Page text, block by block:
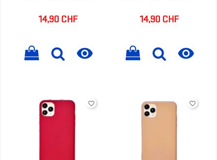
Prix
14,90 CHF

Prix
14,90 CHF

favorite_border favorite_border